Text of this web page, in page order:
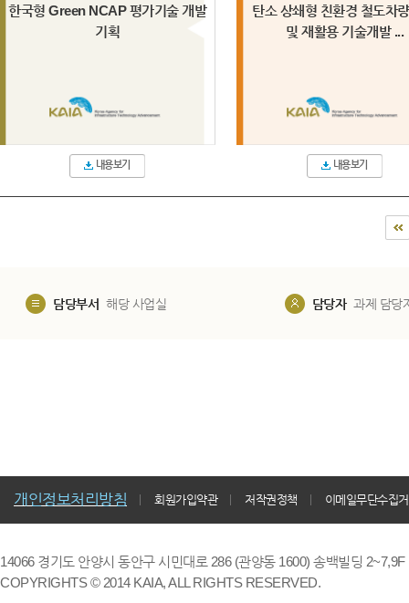
한국형 Green NCAP 평가기술 개발
기획
내용보기
탄소 상쇄형 친환경 철도차
및 재활용 기술개발 ...
내용보기
담당부서 해당 사업실 담당자 과제 담당
개인정보처리방침 회원가입약관 저작권정책 이메일무단수집
14066 경기도 안양시 동안구 시민대로 286 (관양동 1600) 송백빌딩
COPYRIGHTS © 2014 KAIA, ALL RIGHTS RESERVED.